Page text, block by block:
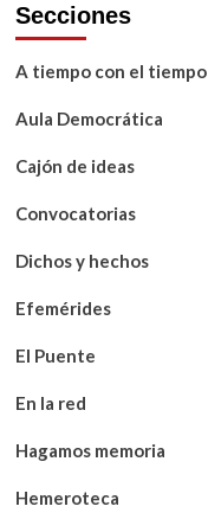
Secciones
A tiempo con el tiempo
Aula Democrática
Cajón de ideas
Convocatorias
Dichos y hechos
Efemérides
El Puente
En la red
Hagamos memoria
Hemeroteca